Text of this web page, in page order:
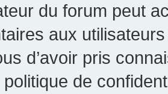
du forum peut
aux
d’avoir pris
de